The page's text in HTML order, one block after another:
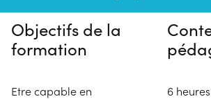
Objectifs de la
formation
Etre capable en
6